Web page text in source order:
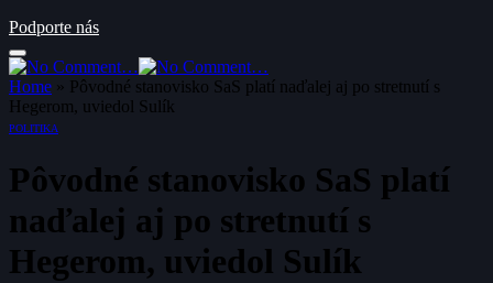
Podporte nás
Home » Pôvodné stanovisko SaS platí naďalej aj po stretnutí s
Hegerom, uviedol Sulík
POLITIKA
Pôvodné stanovisko SaS platí
naďalej aj po stretnutí s
Hegerom, uviedol Sulík